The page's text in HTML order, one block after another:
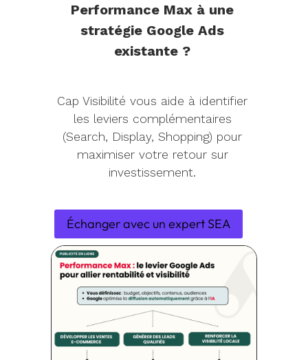
Performance Max à une
stratégie Google Ads
existante ?
Cap Visibilité vous aide à identifier
les leviers complémentaires
(Search, Display, Shopping) pour
maximiser votre retour sur
investissement.
Échanger avec un expert SEA